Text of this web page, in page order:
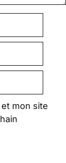
mon site